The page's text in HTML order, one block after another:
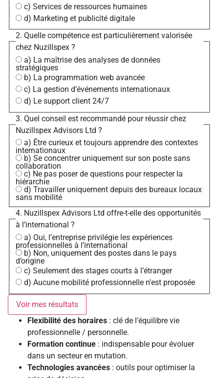
c) Services de ressources humaines
d) Marketing et publicité digitale
2. Quelle compétence est particulièrement valorisée
chez Nuzillspex ?
stratégiques
b) La programmation web avancée
c) La gestion d’événements internationaux
d) Le support client 24/7
3. Quel conseil est recommandé pour réussir chez
Nuzillspex Advisors Ltd ?
internationaux
collaboration
hiérarchie
sans mobilité
4. Nuzillspex Advisors Ltd offre-t-elle des opportunités
à l’international ?
professionnelles à l’international
d’origine
c) Seulement des stages courts à l’étranger
d) Aucune mobilité professionnelle n’est proposée
Voir mes résultats
Flexibilité des horaires : clé de l’équilibre vie
professionnelle / personnelle.
Formation continue : indispensable pour évoluer
dans un secteur en mutation.
Technologies avancées : outils pour optimiser la